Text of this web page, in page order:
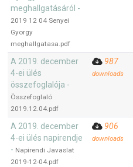
meghallgatásáról -
2019 12 04 Senyei
Gyorgy
meghallgatasa.pdf
A 2019. december
4-ei ülés
összefoglalója -
Összefoglaló
2019.12.04.pdf
987
downloads
A 2019. december
4-ei ülés napirendje
- Napirendi Javaslat
2019-12-04.pdf
906
downloads